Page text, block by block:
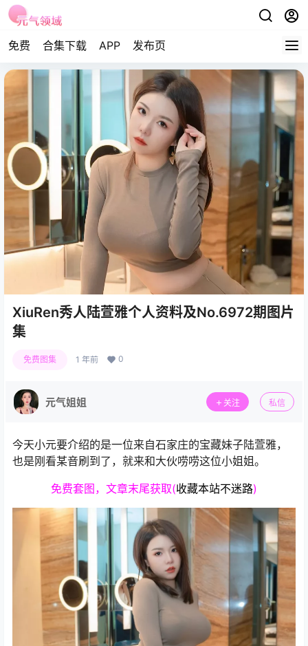
免费 合集下载 APP 发布页
XiuRen秀人陆萱雅个人资料及No.6972期图片
集
免费图集 1 年前 0
元气姐姐 关注 私信
今天小元要介绍的是一位来自石家庄的宝藏妹子陆萱雅，
也是刚看某音刷到了，就来和大伙唠唠这位小姐姐。
免费套图，文章末尾获取(收藏本站不迷路)